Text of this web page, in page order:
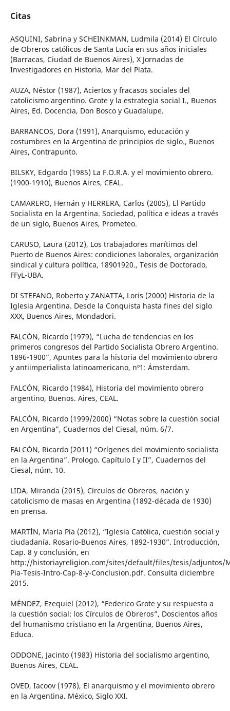
Citas
ASQUINI, Sabrina y SCHEINKMAN, Ludmila (2014) El Círculo
de Obreros católicos de Santa Lucía en sus años iniciales
(Barracas, Ciudad de Buenos Aires), X Jornadas de
Investigadores en Historia, Mar del Plata.
AUZA, Néstor (1987), Aciertos y fracasos sociales del
catolicismo argentino. Grote y la estrategia social I., Buenos
Aires, Ed. Docencia, Don Bosco y Guadalupe.
BARRANCOS, Dora (1991), Anarquismo, educación y
costumbres en la Argentina de principios de siglo., Buenos
Aires, Contrapunto.
BILSKY, Edgardo (1985) La F.O.R.A. y el movimiento obrero.
(1900-1910), Buenos Aires, CEAL.
CAMARERO, Hernán y HERRERA, Carlos (2005), El Partido
Socialista en la Argentina. Sociedad, política e ideas a través
de un siglo, Buenos Aires, Prometeo.
CARUSO, Laura (2012), Los trabajadores marítimos del
Puerto de Buenos Aires: condiciones laborales, organización
sindical y cultura política, 18901920., Tesis de Doctorado,
FFyL-UBA.
DI STEFANO, Roberto y ZANATTA, Loris (2000) Historia de la
Iglesia Argentina. Desde la Conquista hasta fines del siglo
XXX, Buenos Aires, Mondadori.
FALCÓN, Ricardo (1979), “Lucha de tendencias en los
primeros congresos del Partido Socialista Obrero Argentino.
1896-1900”, Apuntes para la historia del movimiento obrero
y antiimperialista latinoamericano, nº1: Ámsterdam.
FALCÓN, Ricardo (1984), Historia del movimiento obrero
argentino, Buenos. Aires, CEAL.
FALCÓN, Ricardo (1999/2000) “Notas sobre la cuestión social
en Argentina”, Cuadernos del Ciesal, núm. 6/7.
FALCÓN, Ricardo (2011) “Orígenes del movimiento socialista
en la Argentina”. Prologo. Capítulo I y II”, Cuadernos del
Ciesal, núm. 10.
LIDA, Miranda (2015), Círculos de Obreros, nación y
catolicismo de masas en Argentina (1892-década de 1930)
en prensa.
MARTÍN, María Pía (2012), “Iglesia Católica, cuestión social y
ciudadanía. Rosario-Buenos Aires, 1892-1930”. Introducción,
Cap. 8 y conclusión, en
http://historiayreligion.com/sites/default/files/tesis/adjuntos/
Pia-Tesis-Intro-Cap-8-y-Conclusion.pdf. Consulta diciembre
2015.
MÉNDEZ, Ezequiel (2012), “Federico Grote y su respuesta a
la cuestión social: los Círculos de Obreros”, Doscientos años
del humanismo cristiano en la Argentina, Buenos Aires,
Educa.
ODDONE, Jacinto (1983) Historia del socialismo argentino,
Buenos Aires, CEAL.
OVED, Iacoov (1978), El anarquismo y el movimiento obrero
en la Argentina. México, Siglo XXI.